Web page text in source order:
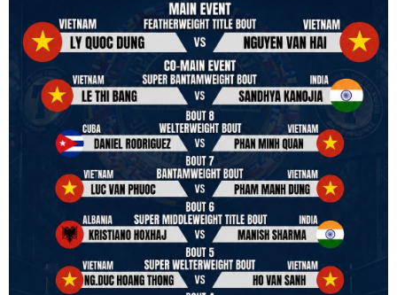
VBO is pleased to welcome
Vietnam Boxing Federation - VBF
to join the convention in the organizing committee. We are joining
hands to restart professional boxing in Vietnam. Stay stuned.
We will release more photos once IBF has had the chance to
review them and release it officially.
#ibfconvention
#grandhotram
#professionalboxing
#41stibfconvention